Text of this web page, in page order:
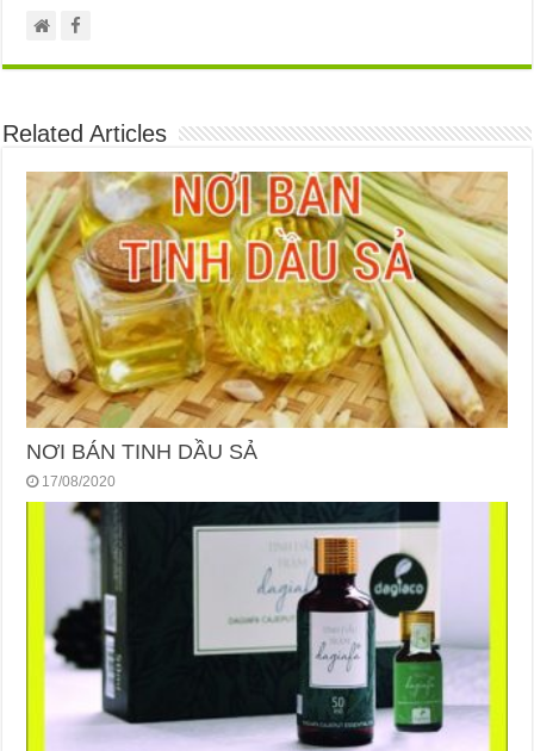
Related Articles
NƠI BÁN TINH DẦU SẢ
17/08/2020